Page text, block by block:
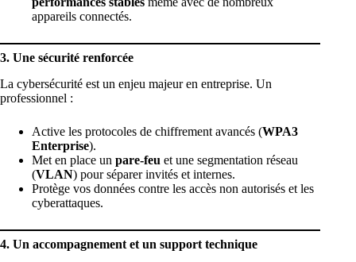
appareils connectés.
3. Une sécurité renforcée
La cybersécurité est un enjeu majeur en entreprise. Un
professionnel :
Active les protocoles de chiffrement avancés (WPA3
Enterprise).
Met en place un pare-feu et une segmentation réseau
(VLAN) pour séparer invités et internes.
Protège vos données contre les accès non autorisés et les
cyberattaques.
4. Un accompagnement et un support technique